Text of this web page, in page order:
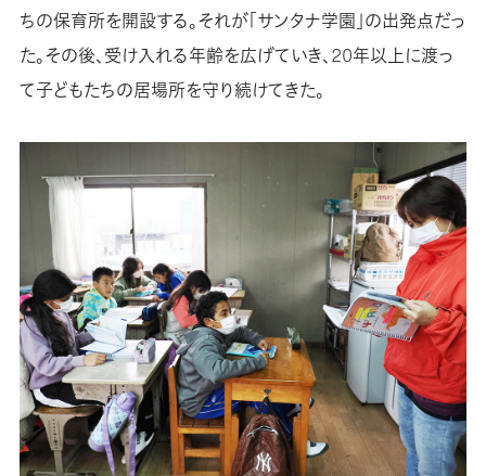
ちの保育所を開設する。それが「サンタナ学園」の出発点だっ
た。その後、受け入れる年齢を広げていき、20年以上に渡っ
て子どもたちの居場所を守り続けてきた。